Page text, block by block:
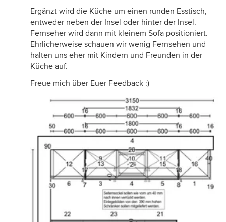
Ergänzt wird die Küche um einen runden Esstisch,
entweder neben der Insel oder hinter der Insel.
Fernseher wird dann mit kleinem Sofa positioniert.
Ehrlicherweise schauen wir wenig Fernsehen und
halten uns eher mit Kindern und Freunden in der
Küche auf.
Freue mich über Euer Feedback :)